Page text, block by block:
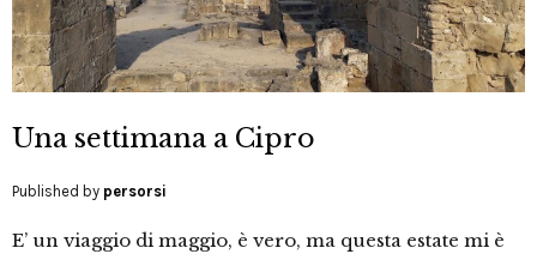
Una settimana a Cipro
Published by persorsi
E’ un viaggio di maggio, è vero, ma questa estate mi è